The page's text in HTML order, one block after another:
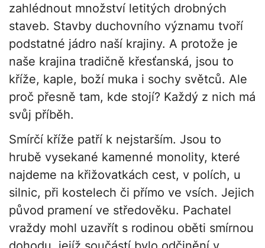
zahlédnout množství letitých drobných
staveb. Stavby duchovního významu tvoří
podstatné jádro naší krajiny. A protože je
naše krajina tradičně křesťanská, jsou to
kříže, kaple, boží muka i sochy světců. Ale
proč přesně tam, kde stojí? Každý z nich má
svůj příběh.
Smírčí kříže patří k nejstarším. Jsou to
hrubě vysekané kamenné monolity, které
najdeme na křižovatkách cest, v polích, u
silnic, při kostelech či přímo ve vsích. Jejich
původ pramení ve středověku. Pachatel
vraždy mohl uzavřít s rodinou oběti smírnou